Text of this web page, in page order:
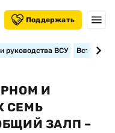
Поддержать
руководства ВСУ
И
СЕМЬ
ЗАЛП –